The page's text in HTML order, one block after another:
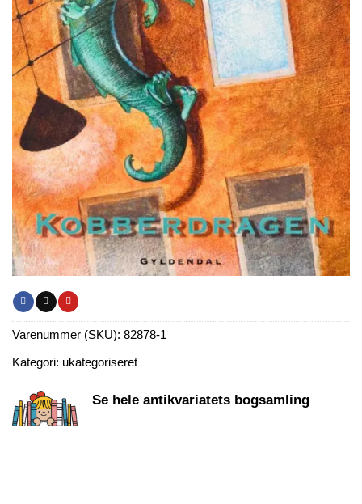
Varenummer (SKU): 82878-1
Kategori: ukategoriseret
Se hele antikvariatets bogsamling